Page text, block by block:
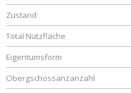
Zustand
Total Nutzfläche
Eigentumsform
Obergschossanzanzahl